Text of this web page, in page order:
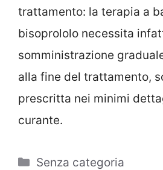
trattamento: la terapia a
bisoprololo necessita
somministrazione
alla fine del trattamento,
prescritta nei minimi
curante.
Categorie
Senza categoria